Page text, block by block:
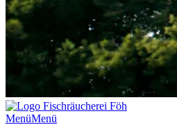
MenüMenü